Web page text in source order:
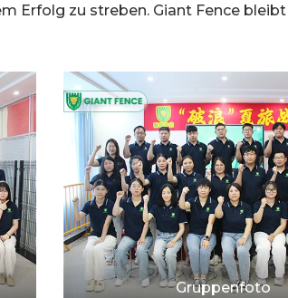
Erfolg zu streben. Giant Fence
Gruppenfoto